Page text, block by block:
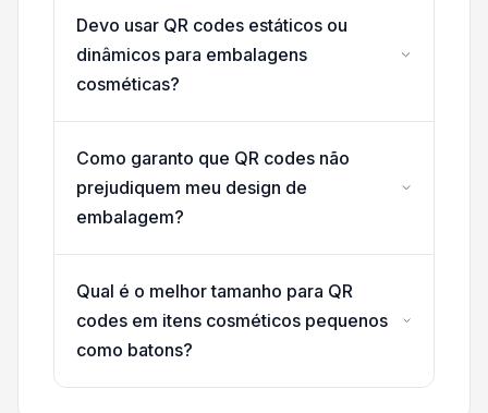
Devo usar QR codes estáticos ou
dinâmicos para embalagens
cosméticas?
Como garanto que QR codes não
prejudiquem meu design de
embalagem?
Qual é o melhor tamanho para QR
codes em itens cosméticos pequenos
como batons?